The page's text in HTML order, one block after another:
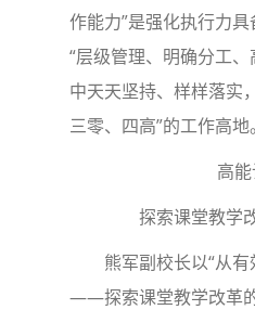
作能力”是强化执行力
“层级管理、明确分工
中天天坚持、样样落实
三零、四高”的工作高地。
高
探索课堂教学
熊军副校长以“从
——探索课堂教学改革的